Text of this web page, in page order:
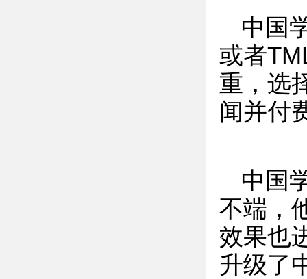
中国
或者
重，选
闻并付
中国
不端，
效果也
升级了